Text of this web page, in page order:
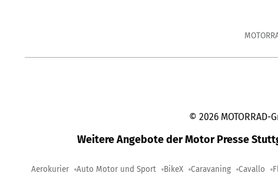
© 2026
Weitere Angebote der Motor Presse
Aerokurier Auto Motor und Sport BikeX Caravaning Cavallo